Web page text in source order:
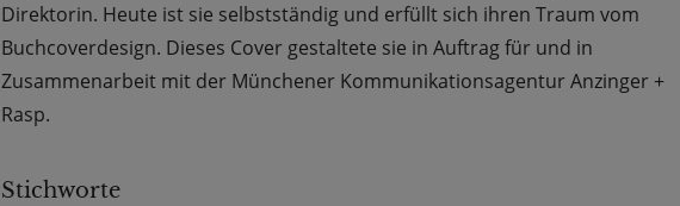
Direktorin. Heute ist sie selbstständig und erfüllt sich ihren Traum vom
Buchcoverdesign. Dieses Cover gestaltete sie in Auftrag für und in
Zusammenarbeit mit der Münchener Kommunikationsagentur Anzinger +
Rasp.
Stichworte